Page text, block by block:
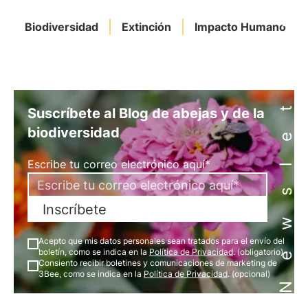
Biodiversidad Extinción Impacto HumanoNewsletter
Suscríbete al Blog de abejas y de la
biodiversidad
Escribe tu correo electrónico aquí*
Inscríbete
Acepto que mis datos personales sean tratados para el envío del
boletín, como se indica en la Política de Privacidad. (obligatorio)
Consiento recibir boletines y comunicaciones de marketing de
3Bee, como se indica en la Política de Privacidad. (opcional)